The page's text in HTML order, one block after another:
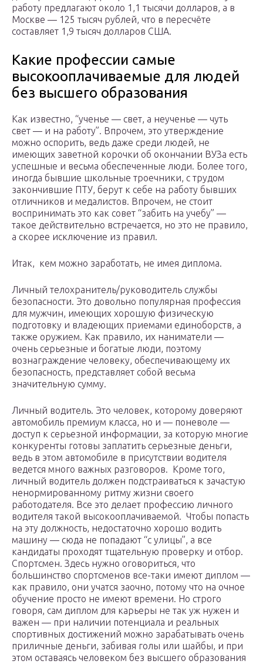
работу предлагают около 1,1 тысячи долларов, а в
Москве — 125 тысяч рублей, что в пересчёте
составляет 1,9 тысяч долларов США.
Какие профессии самые
высокооплачиваемые для людей
без высшего образования
Как известно, “ученье — свет, а неученье — чуть
свет — и на работу”. Впрочем, это утверждение
можно оспорить, ведь даже среди людей, не
имеющих заветной корочки об окончании ВУЗа есть
успешные и весьма обеспеченные люди. Более того,
иногда бывшие школьные троечники, с трудом
закончившие ПТУ, берут к себе на работу бывших
отличников и медалистов. Впрочем, не стоит
воспринимать это как совет “забить на учебу” —
такое действительно встречается, но это не правило,
а скорее исключение из правил.
Итак, кем можно заработать, не имея диплома.
Личный телохранитель/руководитель службы
безопасности. Это довольно популярная профессия
для мужчин, имеющих хорошую физическую
подготовку и владеющих приемами единоборств, а
также оружием. Как правило, их наниматели —
очень серьезные и богатые люди, поэтому
вознаграждение человеку, обеспечивающему их
безопасность, представляет собой весьма
значительную сумму.
Личный водитель. Это человек, которому доверяют
автомобиль премиум класса, но и — поневоле —
доступ к серьезной информации, за которую многие
конкуренты готовы заплатить серьезные деньги,
ведь в этом автомобиле в присутствии водителя
ведется много важных разговоров. Кроме того,
личный водитель должен подстраиваться к зачастую
ненормированному ритму жизни своего
работодателя. Все это делает профессию личного
водителя такой высокооплачиваемой. Чтобы попасть
на эту должность, недостаточно хорошо водить
машину — сюда не попадают “с улицы”, а все
кандидаты проходят тщательную проверку и отбор.
Спортсмен. Здесь нужно оговориться, что
большинство спортсменов все-таки имеют диплом —
как правило, они учатся заочно, потому что на очное
обучение просто не имеют времени. Но строго
говоря, сам диплом для карьеры не так уж нужен и
важен — при наличии потенциала и реальных
спортивных достижений можно зарабатывать очень
приличные деньги, забивая голы или шайбы, и при
этом оставаясь человеком без высшего образования